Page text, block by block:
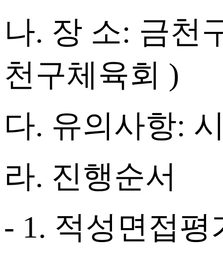
나. 장 소: 금천
천구체육회 )
다. 유의사항:
라. 진행순서
- 1. 적성면접평